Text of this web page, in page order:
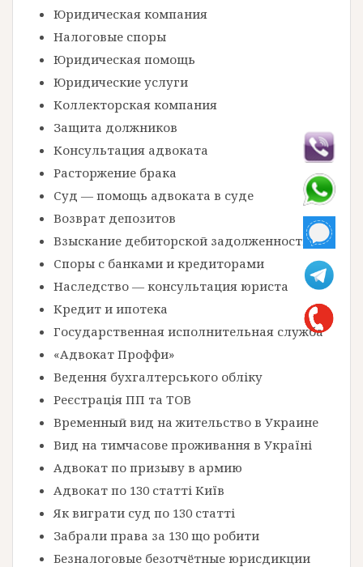
Юридическая компания
Налоговые споры
Юридическая помощь
Юридические услуги
Коллекторская компания
Защита должников
Консультация адвоката
Расторжение брака
Суд — помощь адвоката в суде
Возврат депозитов
Взыскание дебиторской задолженности
Споры с банками и кредиторами
Наследство — консультация юриста
Кредит и ипотека
Государственная исполнительная служба
«Адвокат Проффи»
Ведення бухгалтерського обліку
Реєстрація ПП та ТОВ
Временный вид на жительство в Украине
Вид на тимчасове проживання в Україні
Адвокат по призыву в армию
Адвокат по 130 статті Київ
Як виграти суд по 130 статті
Забрали права за 130 що робити
Безналоговые безотчётные юрисдикции